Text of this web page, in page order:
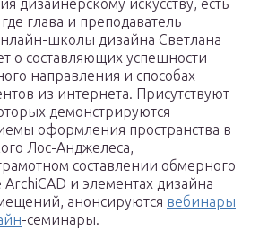
дизайнерскому искусству, есть
глава и преподаватель
школы дизайна Светлана
о составляющих успешности
направления и способах
из интернета. Присутствуют
демонстрируются
оформления пространства в
Лос-Анджелеса,
составлении обмерного
ArchiCAD и элементах дизайна
анонсируются вебинары
-семинары.